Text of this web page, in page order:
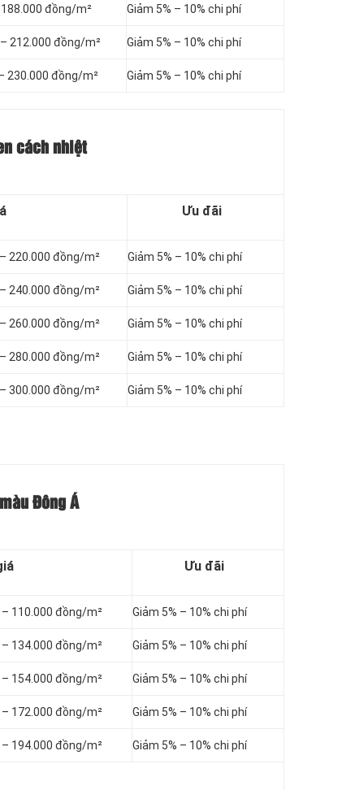
đồng/m² Giảm 5% – 10% chi phí
212.000 đồng/m² Giảm 5% – 10% chi phí
230.000 đồng/m² Giảm 5% – 10% chi phí
cách nhiệt
Ưu đãi
220.000 đồng/m² Giảm 5% – 10% chi phí
240.000 đồng/m² Giảm 5% – 10% chi phí
260.000 đồng/m² Giảm 5% – 10% chi phí
280.000 đồng/m² Giảm 5% – 10% chi phí
300.000 đồng/m² Giảm 5% – 10% chi phí
Đông Á
Ưu đãi
110.000 đồng/m² Giảm 5% – 10% chi phí
134.000 đồng/m² Giảm 5% – 10% chi phí
154.000 đồng/m² Giảm 5% – 10% chi phí
172.000 đồng/m² Giảm 5% – 10% chi phí
194.000 đồng/m² Giảm 5% – 10% chi phí